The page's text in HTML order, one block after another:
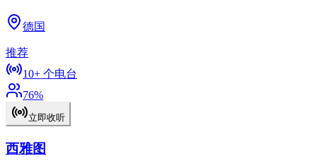
德国
推荐
10+ 个电台
76%
立即收听
西雅图